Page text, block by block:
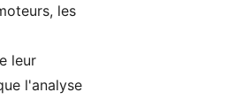
les
leur
l'analyse